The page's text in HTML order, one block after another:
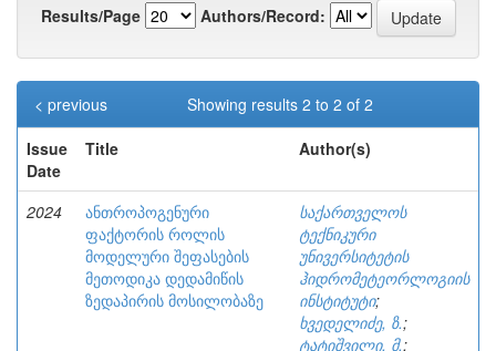
Results/Page
Authors/Record:
Showing results 2 to 2 of 2
< previous
Issue
Date
Title Author(s)
2024
ანთროპოგენური
ფაქტორის როლის
მოდელური შეფასების
მეთოდიკა დედამიწის
ზედაპირის მოსილობაზე
საქართველოს
ტექნიკური
უნივერსიტეტის
ჰიდრომეტეორლოგიის
ინსტიტუტი;
ხვედელიძე, ზ.;
ტატიშვილი, მ.;